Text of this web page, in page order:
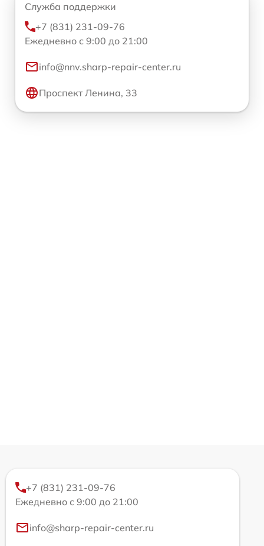
Служба поддержки
+7 (831) 231-09-76
Ежедневно с 9:00 до 21:00
info@nnv.sharp-repair-center.ru
Проспект Ленина, 33
+7 (831) 231-09-76
Ежедневно с 9:00 до 21:00
info@sharp-repair-center.ru